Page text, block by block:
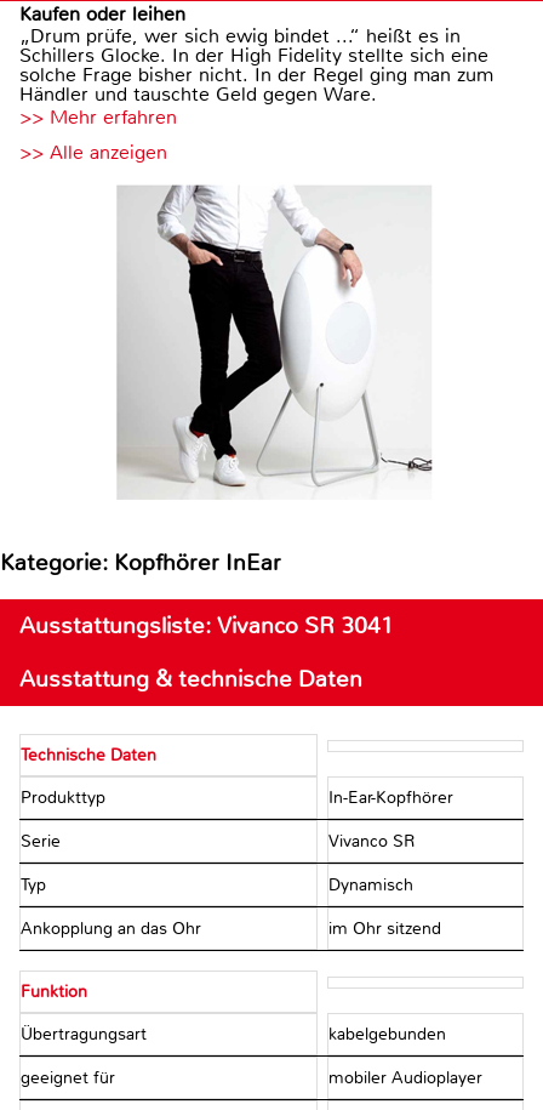
Kaufen oder leihen
„Drum prüfe, wer sich ewig bindet ...“ heißt es in
Schillers Glocke. In der High Fidelity stellte sich eine
solche Frage bisher nicht. In der Regel ging man zum
Händler und tauschte Geld gegen Ware.
>> Mehr erfahren
>> Alle anzeigen
Kategorie: Kopfhörer InEar
Ausstattungsliste: Vivanco SR 3041
Ausstattung & technische Daten
Technische Daten
Produkttyp In-Ear-Kopfhörer
Serie Vivanco SR
Typ Dynamisch
Ankopplung an das Ohr im Ohr sitzend
Funktion
Übertragungsart kabelgebunden
geeignet für mobiler Audioplayer